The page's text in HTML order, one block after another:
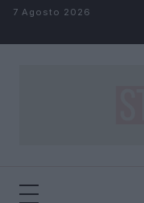
Salta al contenuto
7 Agosto 2026